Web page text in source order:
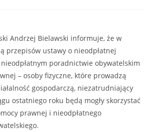
Andrzej Bielawski informuje, że w
przepisów ustawy o nieodpłatnej
poradnictwie obywatelskim
– osoby fizyczne, które prowadzą
gospodarczą, niezatrudniający
ostatniego roku będą mogły skorzystać
prawnej i nieodpłatnego